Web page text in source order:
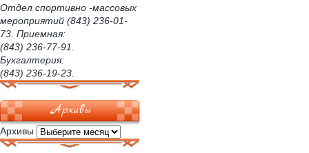
Отдел спортивно -массовых
мероприятий (843) 236-01-
73. Приемная:
(843) 236-77-91.
Бухгалтерия:
(843) 236-19-23.
Архивы
Архивы